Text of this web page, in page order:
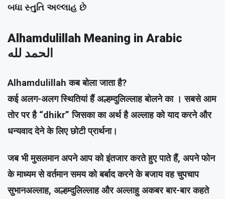
બધા સ્તુતિ અલ્લાહ છે
Alhamdulillah Meaning in Arabic
الحمد لله
Alhamdulillah कब बोला जाता है?
कई अलग-अलग स्थितियां हैं अल्हम्दुलिल्लाह बोलने का । सबसे आम
तोर पर है “dhikr” जिसका का अर्थ है अल्लाह को याद करने और
धन्यवाद देने के लिए छोटी प्रार्थना।
जब भी मुसलमान अपने आप को इंतजार करते हुए पाते हैं, अपने फोन
के माध्यम से वर्तमान समय को बर्बाद करने के बजाय वह चुपचाप
सुभानअल्लाह, अल्हम्दुलिल्लाह और अल्लाहु अकबर बार-बार कहते